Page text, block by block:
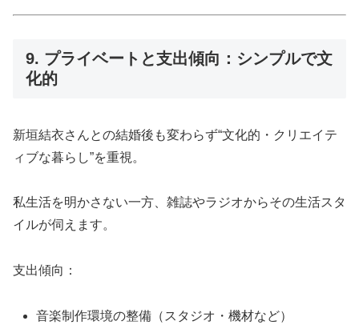
9. プライベートと支出傾向：シンプルで文
化的
新垣結衣さんとの結婚後も変わらず“文化的・クリエイテ
ィブな暮らし”を重視。
私生活を明かさない一方、雑誌やラジオからその生活スタ
イルが伺えます。
支出傾向：
音楽制作環境の整備（スタジオ・機材など）